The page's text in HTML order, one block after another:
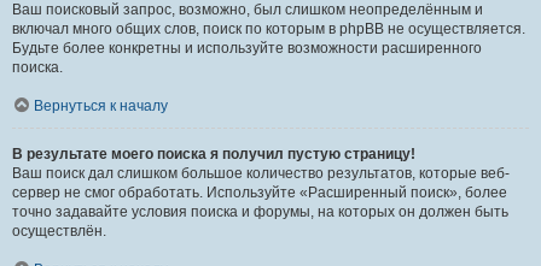
Ваш поисковый запрос, возможно, был слишком неопределённым и
включал много общих слов, поиск по которым в phpBB не осуществляется.
Будьте более конкретны и используйте возможности расширенного
поиска.
Вернуться к началу
В результате моего поиска я получил пустую страницу!
Ваш поиск дал слишком большое количество результатов, которые веб-
сервер не смог обработать. Используйте «Расширенный поиск», более
точно задавайте условия поиска и форумы, на которых он должен быть
осуществлён.